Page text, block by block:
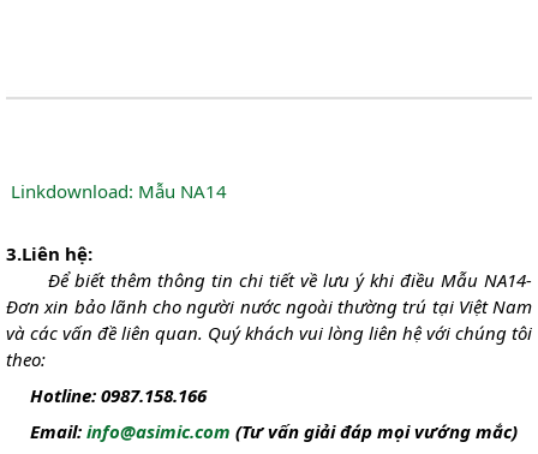
Linkdownload: Mẫu NA14
3.Liên hệ:
Để biết thêm thông tin chi tiết về lưu ý khi điều Mẫu NA14-
Đơn xin bảo lãnh cho người nước ngoài thường trú tại Việt Nam
và các vấn đề liên quan. Quý khách vui lòng liên hệ với chúng tôi
theo:
Hotline: 0987.158.166
Email: info@asimic.com (Tư vấn giải đáp mọi vướng mắc)